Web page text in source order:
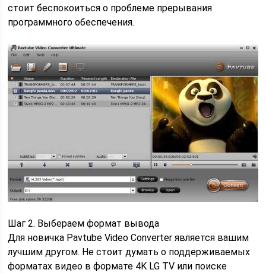
стоит беспокоиться о проблеме прерывания
программного обеспечения.
Шаг 2. Выбераем формат вывода
Для новичка Pavtube Video Converter является вашим
лучшим другом. Не стоит думать о поддерживаемых
форматах видео в формате 4K LG TV или поиске